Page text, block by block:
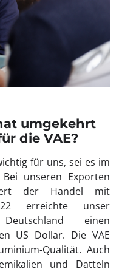
umgekehrt
die VAE?
für uns, sei es im
unseren Exporten
der Handel mit
erreichte unser
einen
US Dollar. Die VAE
Qualität. Auch
und Datteln